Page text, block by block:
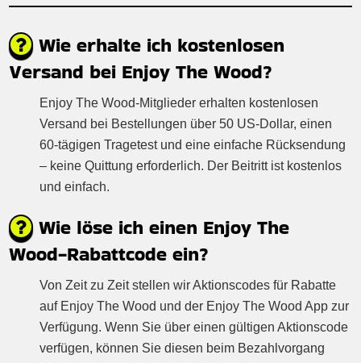
Wie erhalte ich kostenlosen
Versand bei Enjoy The Wood?
Enjoy The Wood-Mitglieder erhalten kostenlosen
Versand bei Bestellungen über 50 US-Dollar, einen
60-tägigen Tragetest und eine einfache Rücksendung
– keine Quittung erforderlich. Der Beitritt ist kostenlos
und einfach.
Wie löse ich einen Enjoy The
Wood-Rabattcode ein?
Von Zeit zu Zeit stellen wir Aktionscodes für Rabatte
auf Enjoy The Wood und der Enjoy The Wood App zur
Verfügung. Wenn Sie über einen gültigen Aktionscode
verfügen, können Sie diesen beim Bezahlvorgang